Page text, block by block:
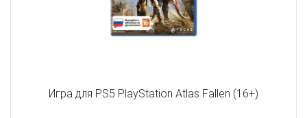
Игра для PS5 PlayStation Atlas Fallen (16+)